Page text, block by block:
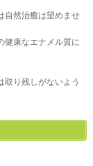
自然治癒は望めませ
健康なエナメル質に
取り残しがないよう